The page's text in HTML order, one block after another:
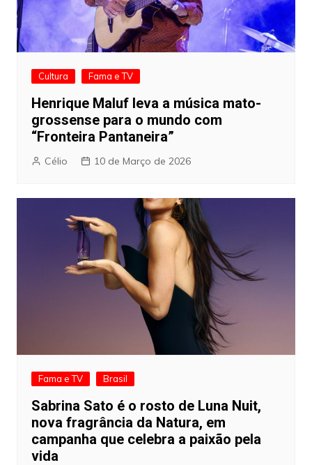
Cultura Fama e TV
Henrique Maluf leva a música mato-
grossense para o mundo com
“Fronteira Pantaneira”
Célio 10 de Março de 2026
Fama e TV Brasil
Sabrina Sato é o rosto de Luna Nuit,
nova fragrância da Natura, em
campanha que celebra a paixão pela
vida